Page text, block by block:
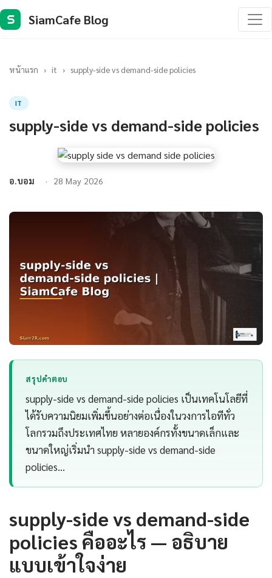
S SiamCafe Blog
หน้าแรก › it › supply-side vs demand-side policies
IT
supply-side vs demand-side policies
อ.บอม 28 May 2026
สรุปคำตอบ
supply-side vs demand-side policies เป็นเทคโนโลยีที่
ได้รับความนิยมเพิ่มขึ้นอย่างต่อเนื่องในวงการไอทีทั่ว
โลกรวมถึงประเทศไทย หลายองค์กรทั้งขนาดเล็กและ
ขนาดใหญ่เริ่มนำ supply-side vs demand-side
policies…
supply-side vs demand-side
policies คืออะไร — อธิบาย
แบบเข้าใจง่าย